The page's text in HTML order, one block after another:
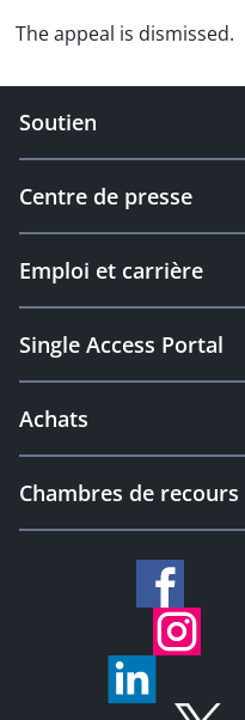
The appeal is dismissed.
Soutien
Centre de presse
Emploi et carrière
Single Access Portal
Achats
Chambres de recours